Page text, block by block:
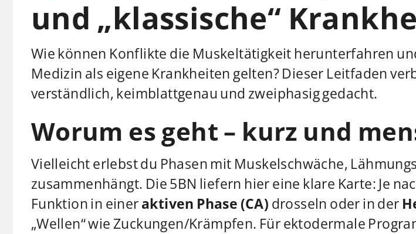
und „klassische“
Wie können Konflikte die Muskeltätigkeit herunterfahren
Medizin als eigene Krankheiten gelten? Dieser Leitfaden
verständlich, keimblattgenau und zweiphasig gedacht.
Worum es geht – kurz und
Vielleicht erlebst du Phasen mit Muskelschwäche,
zusammenhängt. Die 5BN liefern hier eine klare Karte: Je
Funktion in eineraktiven Phase (CA) drosseln oder in der
„Wellen“ wie Zuckungen/Krämpfen. Für ektodermale